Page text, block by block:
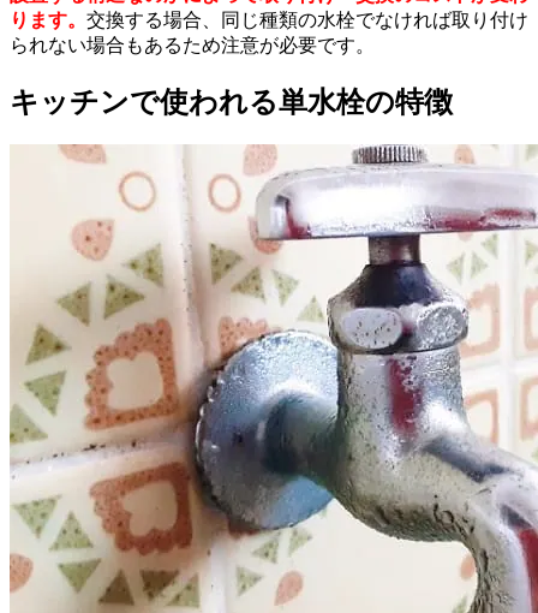
ります。 交換する場合、同じ種類の水栓でなければ取り付け
られない場合もあるため注意が必要です。
キッチンで使われる単水栓の特徴